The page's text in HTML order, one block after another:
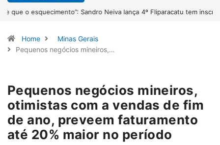
4º Fliparacatu tem inscrições abertas para o Prêmio de Redação e
Home
Minas Gerais
Pequenos negócios mineiros,…
Pequenos negócios mineiros,
otimistas com a vendas de fim
de ano, preveem faturamento
até 20% maior no período